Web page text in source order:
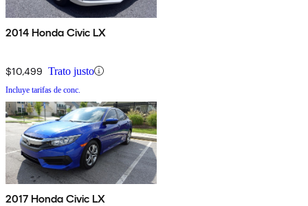
2014 Honda Civic LX
$10,499 Trato justo
Incluye tarifas de conc.
2017 Honda Civic LX